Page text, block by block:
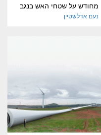
מחודש על שטחי האש בנגב
נעם אדלשטיין